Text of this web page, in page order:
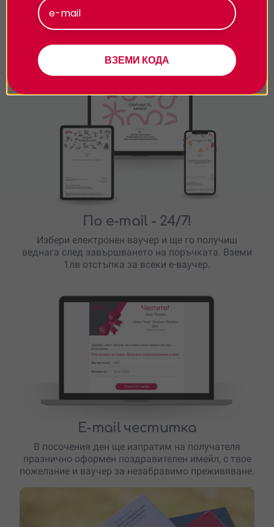
Подарявай модерно
По e-mail - 24/7!
Избери електронен ваучер и ще го получиш
веднага след завършването на поръчката. Вземи
1лв отстъпка за всеки е-ваучер.
E-mail честитка
В посочения ден ще изпратим на получателя
празнично оформен поздравителен имейл, с твое
пожелание и ваучер за незабравимо преживяване.
ВЗЕМИ КОДА